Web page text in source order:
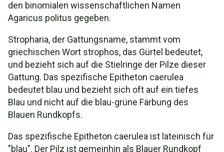
den binomialen wissenschaftlichen Namen
Agaricus politus gegeben.
Stropharia, der Gattungsname, stammt vom
griechischen Wort strophos, das Gürtel bedeutet,
und bezieht sich auf die Stielringe der Pilze dieser
Gattung. Das spezifische Epitheton caerulea
bedeutet blau und bezieht sich oft auf ein tiefes
Blau und nicht auf die blau-grüne Färbung des
Blauen Rundkopfs.
Das spezifische Epitheton caerulea ist lateinisch für
"blau". Der Pilz ist gemeinhin als Blauer Rundkopf